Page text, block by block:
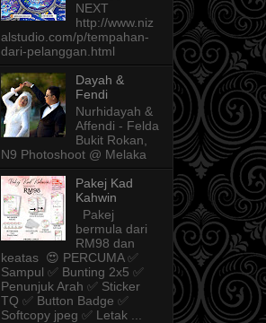
NEXT
http://www.niz
alstudio.com/p/tempahan-
dari-pelanggan.html
Dayah &
Fendi
Nurhidayah &
Affendi - Felda
Bukit Rokan,
N9 Photoshoot @ Melaka
Pakej Kad
Kahwin
Pakej
bermula dari
RM98 dan
keatas 😍 PERCUMA ✅
Sampul ✅ Bunting 2x5 ✅
Penunjuk Arah ✅ Sticker
TQ ✅ Button Badge ✅
Softcopy jpeg ✅ Letak ...